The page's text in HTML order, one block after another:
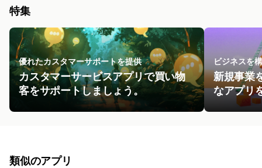
特集
優れたカスタマーサポートを提供
カスタマーサービスアプリで買い物
客をサポートしましょう。
ビジネスを
新規事業
なアプリ
類似のアプリ